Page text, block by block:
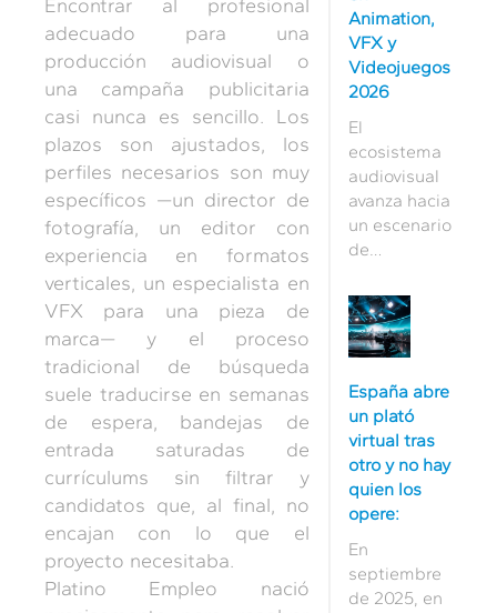
Encontrar al profesional
adecuado para una
producción audiovisual o
una campaña publicitaria
casi nunca es sencillo. Los
plazos son ajustados, los
perfiles necesarios son muy
específicos —un director de
fotografía, un editor con
experiencia en formatos
verticales, un especialista en
VFX para una pieza de
marca— y el proceso
tradicional de búsqueda
suele traducirse en semanas
de espera, bandejas de
entrada saturadas de
currículums sin filtrar y
candidatos que, al final, no
encajan con lo que el
proyecto necesitaba.
Platino Empleo nació
Animation,
VFX y
Videojuegos
2026
El
ecosistema
audiovisual
avanza hacia
un escenario
de
sostenido,
impulsado
por la
global de
contenido
premium y
la adopción
acelerada
de nuevas
tecnologías.
En este
contexto, …
España abre
un plató
virtual tras
otro y no hay
quien los
opere:
En
septiembre
de 2025, en